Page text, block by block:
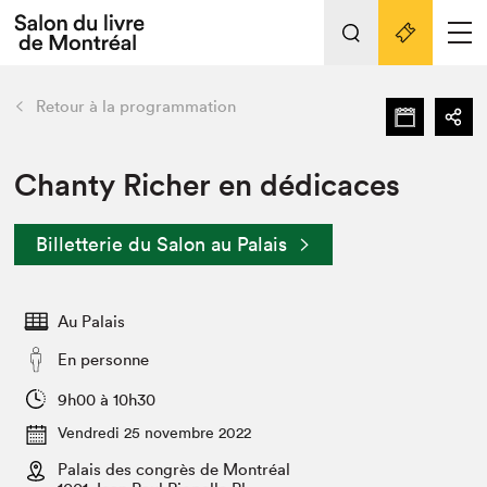
Espace médias
Espace exposant⋅e⋅s
Tout sur l'édition 2022
Actualités
Vidéos et Balados
Club de lecture Braindate
retour Nos activités
Édition 2022
Nous connaître
Projets partenaires 2022
Archives
Liens pratiques
Retour à la programmation
Chanty Richer en dédicaces
Billetterie du Salon au Palais
Au Palais
En personne
9h00 à 10h30
Vendredi 25 novembre 2022
Palais des congrès de Montréal